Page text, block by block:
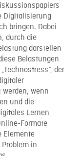
Digitalisierung
bringen. Dabei
durch die
darstellen
Belastungen
der
wenn
und die
Lernen
Formate
Elemente
in